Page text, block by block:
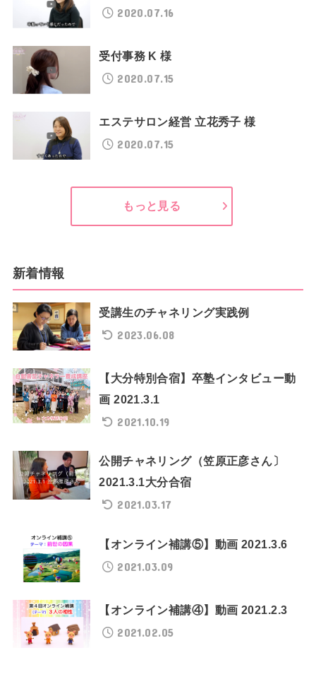
2020.07.16
受付事務 K 様
2020.07.15
エステサロン経営 立花秀子 様
2020.07.15
もっと見る
新着情報
受講生のチャネリング実践例
2023.06.08
【大分特別合宿】卒塾インタビュー動
画 2021.3.1
2021.10.19
公開チャネリング（笠原正彦さん〕
2021.3.1大分合宿
2021.03.17
【オンライン補講⑤】動画 2021.3.6
2021.03.09
【オンライン補講④】動画 2021.2.3
2021.02.05